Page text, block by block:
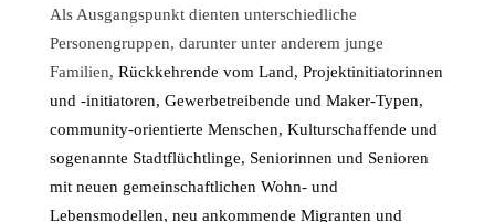
Als Ausgangspunkt dienten unterschiedliche
Personengruppen, darunter unter anderem junge
Familien, Rückkehrende vom Land, Projektinitiatorinnen
und -initiatoren, Gewerbetreibende und Maker-Typen,
community-orientierte Menschen, Kulturschaffende und
sogenannte Stadtflüchtlinge, Seniorinnen und Senioren
mit neuen gemeinschaftlichen Wohn- und
Lebensmodellen, neu ankommende Migranten und